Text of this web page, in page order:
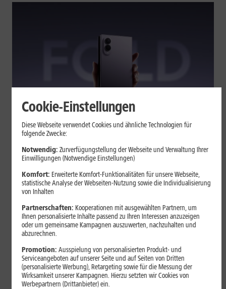
Tests & Vergleiche
Galaxy Z Fold7 oder Fold8: Was
sich beim neuen Foldable geändert
Kompakteres Format, neuer Chip, größerer Akku: Das Galaxy Z
Fold8 setzt andere Schwerpunkte als sein Vorgänger. Wir
zeigen, was Samsung verändert hat, welche Neuerungen im
Alltag zählen und wo das Fold7 Vorteile behält.
Mehr erfahren
Cookie-Einstellungen
Diese Webseite verwendet Cookies und ähnliche Technologien für
folgende Zwecke:
Notwendig: Zurverfügungstellung der Webseite und Verwaltung Ihrer
Einwilligungen (Notwendige Einstellungen)
Komfort: Erweiterte Komfort-Funktionalitäten für unsere Webseite,
statistische Analyse der Webseiten-Nutzung sowie die Individualisierung
von Inhalten
Partnerschaften: Kooperationen mit ausgewählten Partnern, um
Ihnen personalisierte Inhalte passend zu Ihren Interessen anzuzeigen
oder um gemeinsame Kampagnen auszuwerten, nachzuhalten und
abzurechnen.
Promotion: Ausspielung von personalisierten Produkt- und
Serviceangeboten auf unserer Seite und auf Seiten von Dritten
(personalisierte Werbung), Retargeting sowie für die Messung der
Wirksamkeit unserer Kampagnen. Hierzu setzten wir Cookies von
Werbepartnern (Drittanbieter) ein.